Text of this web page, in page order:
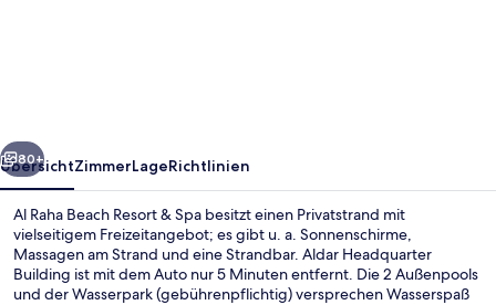
Weiter
80+
ÜbersichtZimmerLageRichtlinien
Al Raha Beach Resort & Spa besitzt einen Privatstrand mit
vielseitigem Freizeitangebot; es gibt u. a. Sonnenschirme,
Massagen am Strand und eine Strandbar. Aldar Headquarter
Building ist mit dem Auto nur 5 Minuten entfernt. Die 2 Außenpools
und der Wasserpark (gebührenpflichtig) versprechen Wasserspaß